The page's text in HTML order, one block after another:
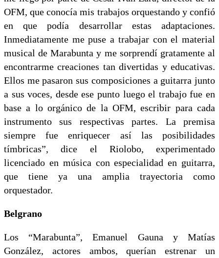
OFM, que conocía mis trabajos orquestando y confió
en que podía desarrollar estas adaptaciones.
Inmediatamente me puse a trabajar con el material
musical de Marabunta y me sorprendí gratamente al
encontrarme creaciones tan divertidas y educativas.
Ellos me pasaron sus composiciones a guitarra junto
a sus voces, desde ese punto luego el trabajo fue en
base a lo orgánico de la OFM, escribir para cada
instrumento sus respectivas partes. La premisa
siempre fue enriquecer así las posibilidades
tímbricas”, dice el Riolobo, experimentado
licenciado en música con especialidad en guitarra,
que tiene ya una amplia trayectoria como
orquestador.
Belgrano
Los “Marabunta”, Emanuel Gauna y Matías
González, actores ambos, querían estrenar un